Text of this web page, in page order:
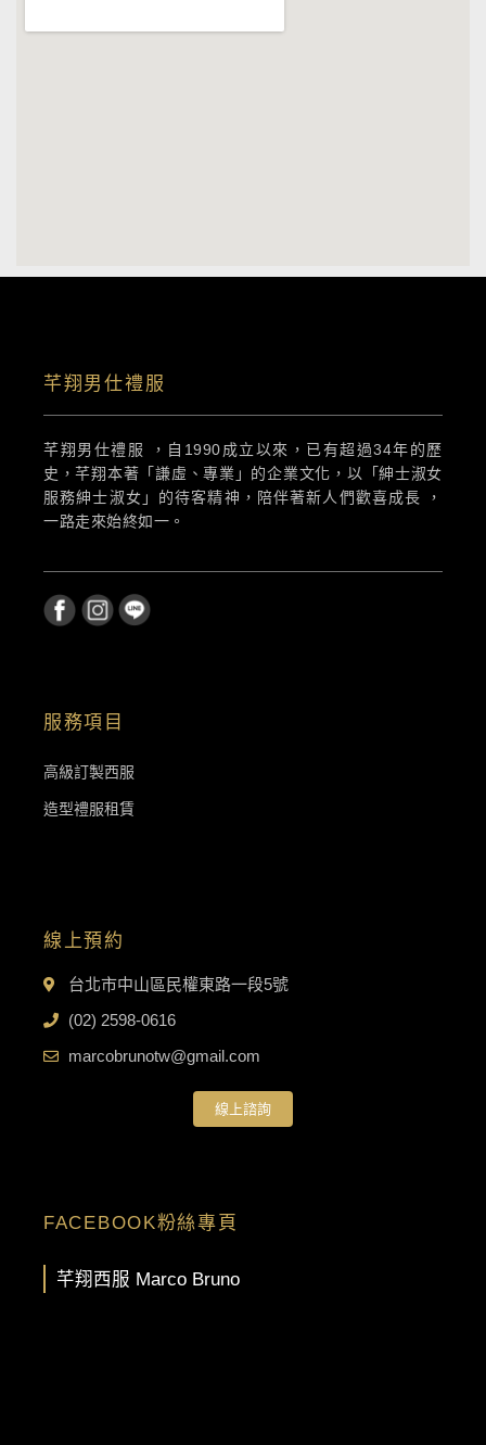
芊翔男仕禮服
芊翔男仕禮服 ，自1990成立以來，已有超過34年的歷
史，芊翔本著「謙虛、專業」的企業文化，以「紳士淑女
服務紳士淑女」的待客精神，陪伴著新人們歡喜成長 ，
一路走來始終如一。
服務項目
高級訂製西服
造型禮服租賃
線上預約
台北市中山區民權東路一段5號
(02) 2598-0616
marcobrunotw@gmail.com
線上諮詢
FACEBOOK粉絲專頁
芊翔西服 Marco Bruno